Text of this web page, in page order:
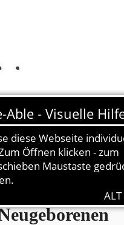
Schmerzen